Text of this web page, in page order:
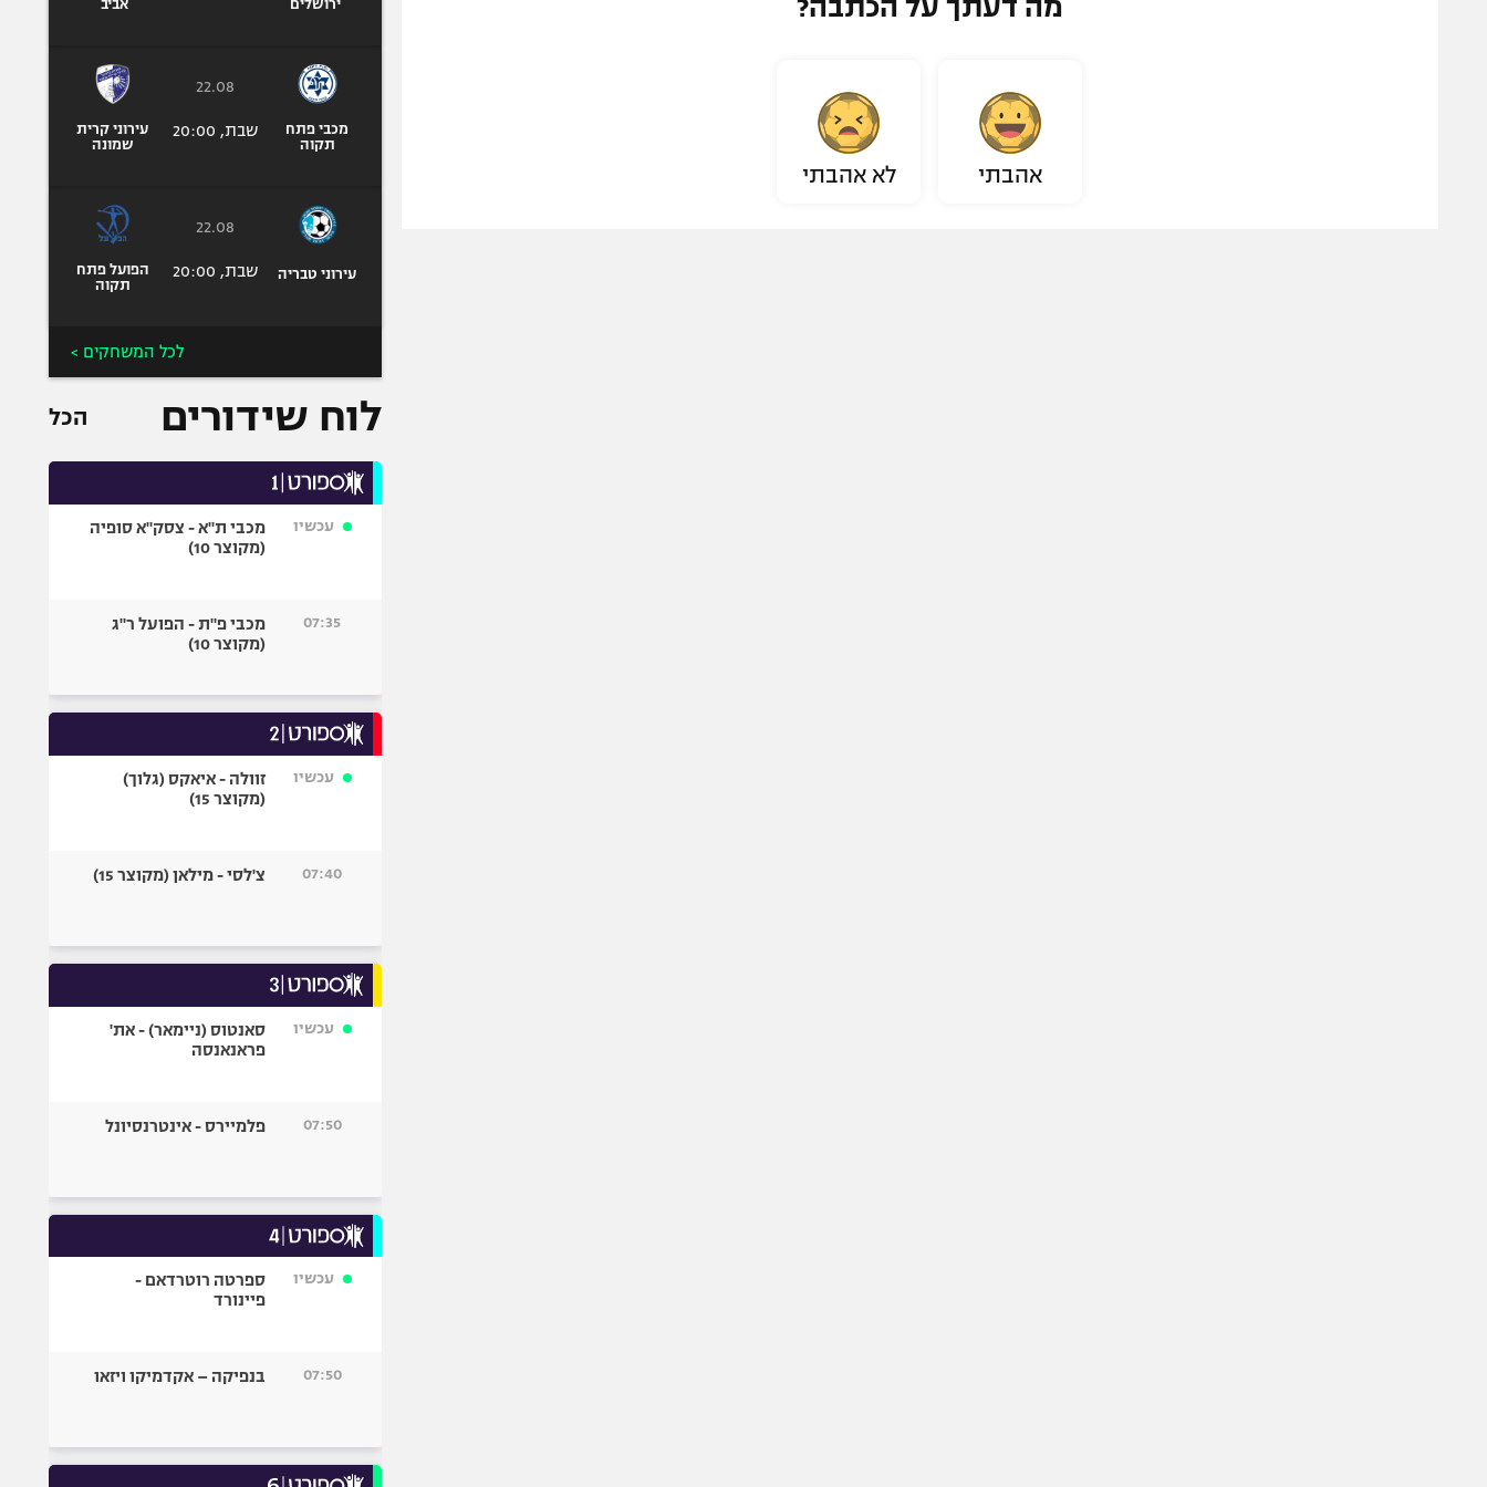
מה דעתך על הכתבה?
אהבתי לא אהבתי
ירושלים אביב
מכבי פתח
תקוה
22.08
שבת, 20:00
עירוני קרית
שמונה
עירוני טבריה
22.08
שבת, 20:00
הפועל פתח
תקוה
לכל המשחקים >
לוח שידורים הכל
עכשיו
מכבי ת"א - צסק"א סופיה
(מקוצר 10)
07:35
מכבי פ"ת - הפועל ר"ג
(מקוצר 10)
עכשיו
זוולה - איאקס (גלוך)
(מקוצר 15)
07:40 צ'לסי - מילאן (מקוצר 15)
עכשיו
סאנטוס (ניימאר) - את'
פראנאנסה
07:50 פלמיירס - אינטרנסיונל
עכשיו
ספרטה רוטרדאם -
פיינורד
07:50 בנפיקה – אקדמיקו ויזאו